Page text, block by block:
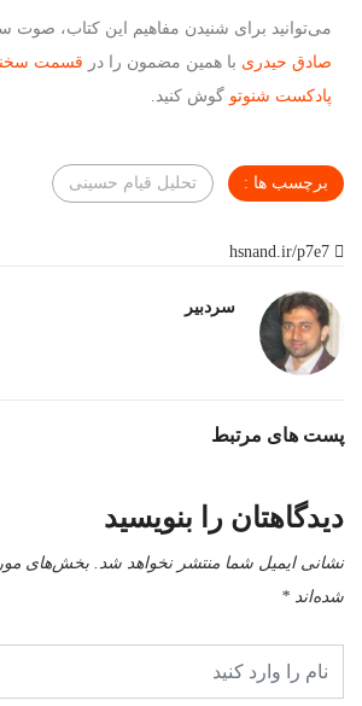
می‌توانید برای شنیدن مفاهیم این کتاب، صوت
صادق حیدری با همین مضمون را در قسمت
پادکست شنوتو گوش کنید.
برچسب ها : تحلیل قیام حسینی
سردبیر
پست های مرتبط
دیدگاهتان را بنویسید
نشانی ایمیل شما منتشر نخواهد شد. بخش‌های
شده‌اند *